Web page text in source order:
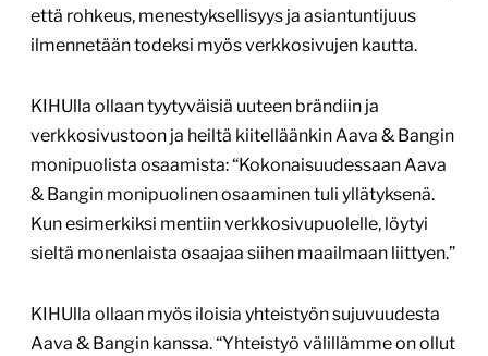
että rohkeus, menestyksellisyys ja asiantuntijuus
ilmennetään todeksi myös verkkosivujen kautta.
KIHUlla ollaan tyytyväisiä uuteen brändiin ja
verkkosivustoon ja heiltä kiitelläänkin Aava & Bangin
monipuolista osaamista: “Kokonaisuudessaan Aava
& Bangin monipuolinen osaaminen tuli yllätyksenä.
Kun esimerkiksi mentiin verkkosivupuolelle, löytyi
sieltä monenlaista osaajaa siihen maailmaan liittyen.”
KIHUlla ollaan myös iloisia yhteistyön sujuvuudesta
Aava & Bangin kanssa. “Yhteistyö välillämme on ollut